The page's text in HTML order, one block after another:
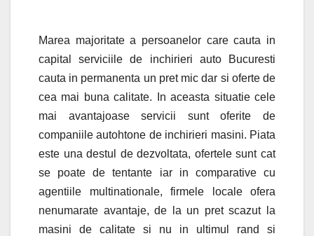
Marea majoritate a persoanelor care cauta in
capital serviciile de inchirieri auto Bucuresti
cauta in permanenta un pret mic dar si oferte de
cea mai buna calitate. In aceasta situatie cele
mai avantajoase servicii sunt oferite de
companiile autohtone de inchirieri masini. Piata
este una destul de dezvoltata, ofertele sunt cat
se poate de tentante iar in comparative cu
agentiile multinationale, firmele locale ofera
nenumarate avantaje, de la un pret scazut la
masini de calitate si nu in ultimul rand si